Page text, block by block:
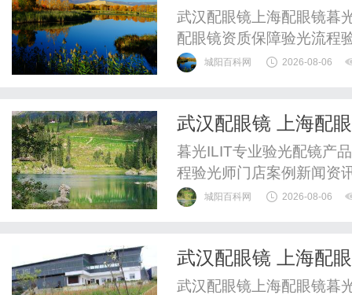
武汉配眼镜上海配眼镜暮
配眼镜资质保障验光流程
惠，兼顾高专业度与高性
城阳百科网 2026-08-06
武汉配眼镜 上海配
暮光ILIT专业验光配镜产
程验光师门店案例新闻资
惠，兼顾高专业度与高性
城阳百科网 2026-08-06
武汉配眼镜 上海配
武汉配眼镜上海配眼镜暮